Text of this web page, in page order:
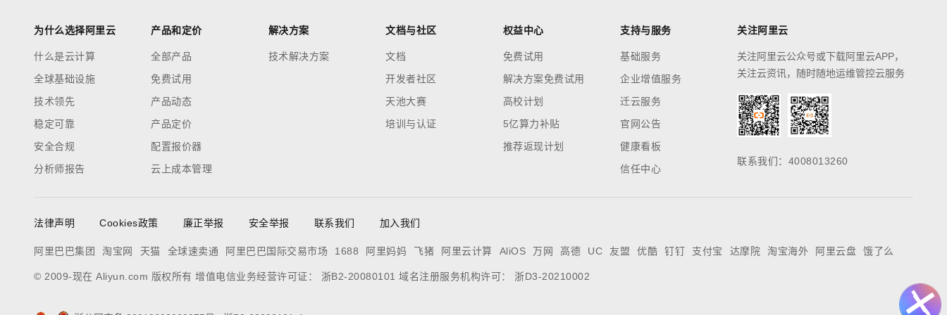
为什么选择阿里云
什么是云计算
全球基础设施
技术领先
稳定可靠
安全合规
分析师报告
产品和定价
全部产品
免费试用
产品动态
产品定价
配置报价器
云上成本管理
解决方案
技术解决方案
文档与社区
文档
开发者社区
天池大赛
培训与认证
权益中心
免费试用
解决方案免费试用
高校计划
5亿算力补贴
推荐返现计划
支持与服务
基础服务
企业增值服务
迁云服务
官网公告
健康看板
信任中心
关注阿里云
关注阿里云公众号或下载阿里云APP，
关注云资讯，随时随地运维管控云服务
联系我们：4008013260
法律声明 Cookies政策 廉正举报 安全举报 联系我们 加入我们
阿里巴巴集团 淘宝网 天猫 全球速卖通 阿里巴巴国际交易市场 1688 阿里妈妈 飞猪 阿里云计算 AliOS 万网 高德 UC 友盟 优酷 钉钉 支付宝 达摩院 淘宝海外 阿里云盘 饿了么
© 2009-现在 Aliyun.com 版权所有 增值电信业务经营许可证： 浙B2-20080101 域名注册服务机构许可： 浙D3-20210002